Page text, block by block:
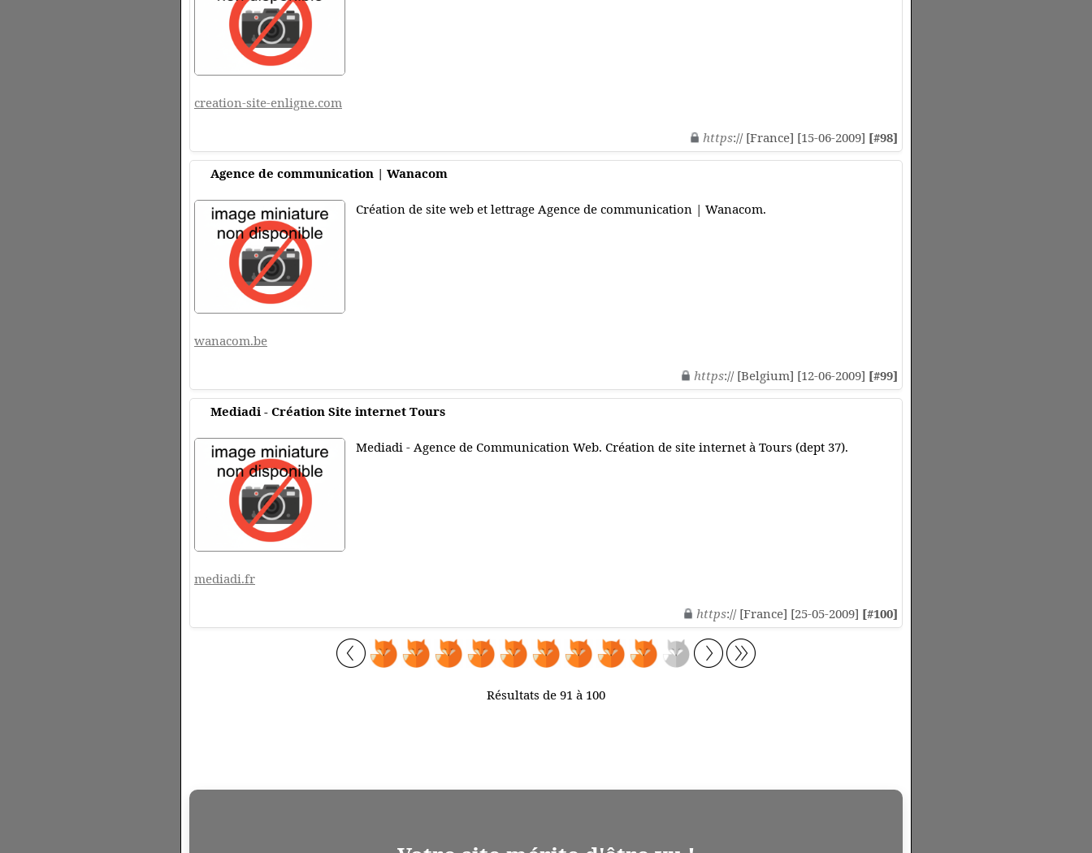
creation-site-enligne.com
https:// [France] [15-06-2009] [#98]
Agence de communication | Wanacom
Création de site web et lettrage Agence de communication | Wanacom.
wanacom.be
https:// [Belgium] [12-06-2009] [#99]
Mediadi - Création Site internet Tours
Mediadi - Agence de Communication Web. Création de site internet à Tours (dept 37).
mediadi.fr
https:// [France] [25-05-2009] [#100]
Résultats de 91 à 100